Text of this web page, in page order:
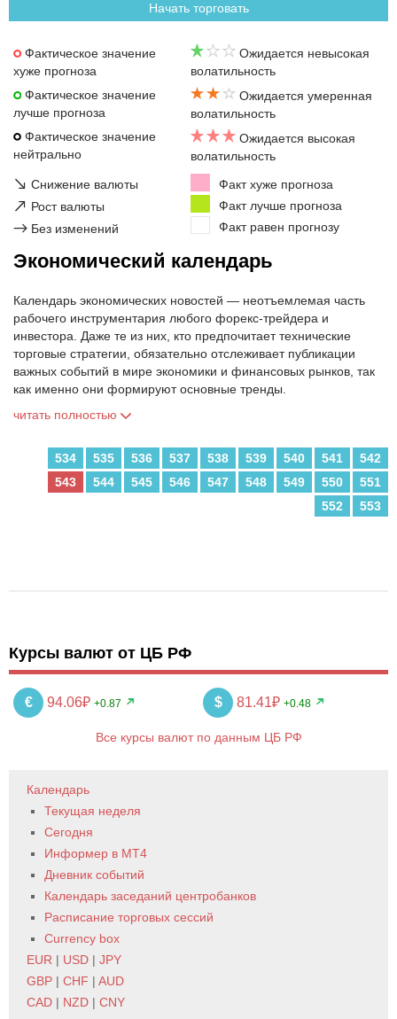
Начать торговать
Фактическое значение
хуже прогноза
Фактическое значение
лучше прогноза
Фактическое значение
нейтрально
Ожидается невысокая
волатильность
Ожидается умеренная
волатильность
Ожидается высокая
волатильность
↘ Снижение валюты
↗ Рост валюты
→ Без изменений
Факт хуже прогноза
Факт лучше прогноза
Факт равен прогнозу
Экономический календарь
Календарь экономических новостей — неотъемлемая часть
рабочего инструментария любого форекс-трейдера и
инвестора. Даже те из них, кто предпочитает технические
торговые стратегии, обязательно отслеживает публикации
важных событий в мире экономики и финансовых рынков, так
как именно они формируют основные тренды.
читать полностью
534 535 536 537 538 539 540 541
542
543
544 545 546 547 548 549 550
551
552
553
Курсы валют от ЦБ РФ
€ 94.06₽ +0.87 $ 81.41₽ +0.48
Все курсы валют по данным ЦБ РФ
Календарь
Текущая неделя
Сегодня
Информер в MT4
Дневник событий
Календарь заседаний центробанков
Расписание торговых сессий
Currency box
EUR | USD | JPY
GBP | CHF | AUD
CAD | NZD | CNY